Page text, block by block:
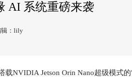
AI 系统重磅来袭
辑：lily
NVIDIA Jetson Orin Nano超级模式